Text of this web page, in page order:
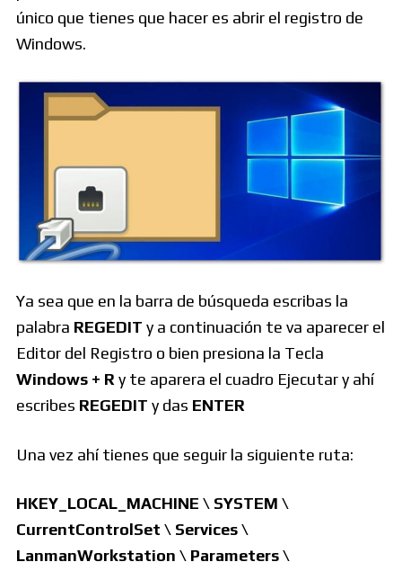
único que tienes que hacer es abrir el registro de
Windows.
Ya sea que en la barra de búsqueda escribas la
palabra REGEDIT y a continuación te va aparecer el
Editor del Registro o bien presiona la Tecla
Windows + R y te aparera el cuadro Ejecutar y ahí
escribes REGEDIT y das ENTER
Una vez ahí tienes que seguir la siguiente ruta:
HKEY_LOCAL_MACHINE \ SYSTEM \
CurrentControlSet \ Services \
LanmanWorkstation \ Parameters \